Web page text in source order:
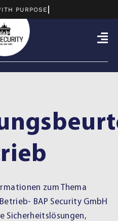
zum Thema
BAP Security GmbH
Sicherheitslösungen,